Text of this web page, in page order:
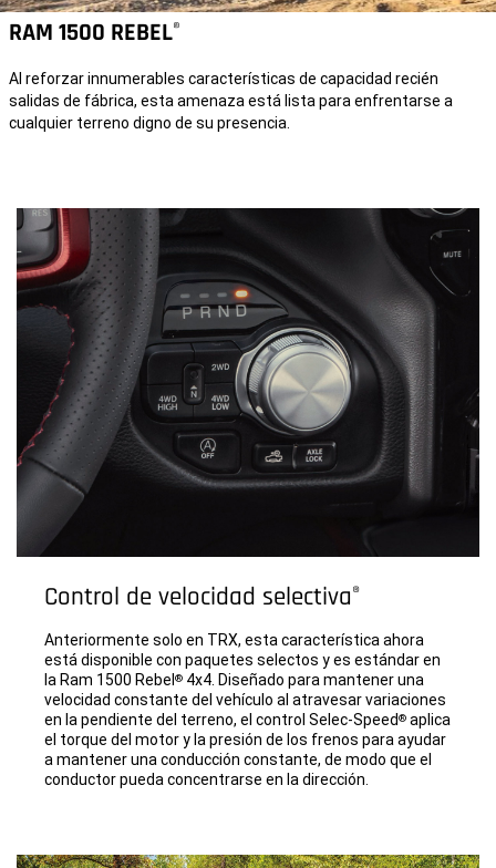
RAM 1500 REBEL®
Al reforzar innumerables características de capacidad recién
salidas de fábrica, esta amenaza está lista para enfrentarse a
cualquier terreno digno de su presencia.
Control de velocidad selectiva®
Anteriormente solo en TRX, esta característica ahora
está disponible con paquetes selectos y es estándar en
la Ram 1500 Rebel ® 4x4. Diseñado para mantener una
velocidad constante del vehículo al atravesar variaciones
en la pendiente del terreno, el control Selec-Speed® aplica
el torque del motor y la presión de los frenos para ayudar
a mantener una conducción constante, de modo que el
conductor pueda concentrarse en la dirección.